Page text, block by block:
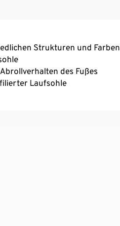
Strukturen und Farben
des Fußes
Laufsohle